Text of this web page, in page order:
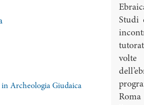
Archeologia Giudaica
Studi
volte
Roma